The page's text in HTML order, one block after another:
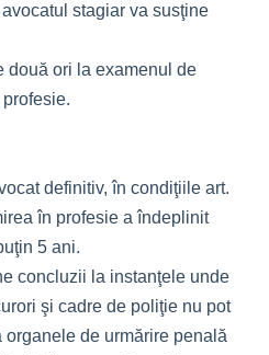
stagiar va susţine
două ori la examenul de
definitiv, în condiţiile art.
în profesie a îndeplinit
5 ani.
concluzii la instanţele unde
şi cadre de poliţie nu pot
de urmărire penală